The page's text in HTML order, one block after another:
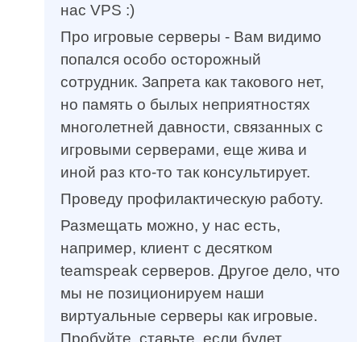
нас VPS :)
Про игровые серверы - Вам видимо
попался особо осторожный
сотрудник. Запрета как такового нет,
но память о былых неприятностях
многолетней давности, связанных с
игровыми серверами, еще жива и
иной раз кто-то так консультирует.
Проведу профилактическую работу.
Размещать можно, у нас есть,
например, клиент с десятком
teamspeak серверов. Другое дело, что
мы не позиционируем наши
виртуальные серверы как игровые.
Пробуйте, ставьте, если будет